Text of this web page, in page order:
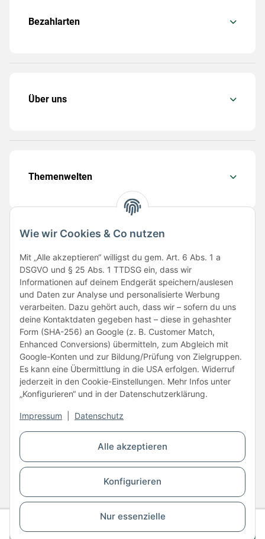
Alle akzeptieren
Konfigurieren
Nur essenzielle
Wie wir Cookies & Co nutzen
Mit „Alle akzeptieren“ willigst du gem. Art. 6 Abs. 1 a
DSGVO und § 25 Abs. 1 TTDSG ein, dass wir
Informationen auf deinem Endgerät speichern/auslesen
und Daten zur Analyse und personalisierte Werbung
verarbeiten. Dazu gehört auch, dass wir – sofern du uns
deine Kontaktdaten gegeben hast – diese in gehashter
Form (SHA-256) an Google (z. B. Customer Match,
Enhanced Conversions) übermitteln, zum Abgleich mit
Google-Konten und zur Bildung/Prüfung von Zielgruppen.
Es kann eine Übermittlung in die USA erfolgen. Widerruf
jederzeit in den Cookie-Einstellungen. Mehr Infos unter
„Konfigurieren“ und in der Datenschutzerklärung.
Impressum Datenschutz
Staffel 1 96,00 €
Bezahlarten
Über uns
Themenwelten
Folge uns
Unsere Partner
Vertrag widerrufen
* Alle Preise inkl. gesetzlicher USt., zzgl.Versand
© Copyright © 2026 www.kartons24.de
BB-Verpackungen GmbH
- Brendelweg 167, 27755 Delmenhorst - Telefon:
+49 (0)4221 42165 30